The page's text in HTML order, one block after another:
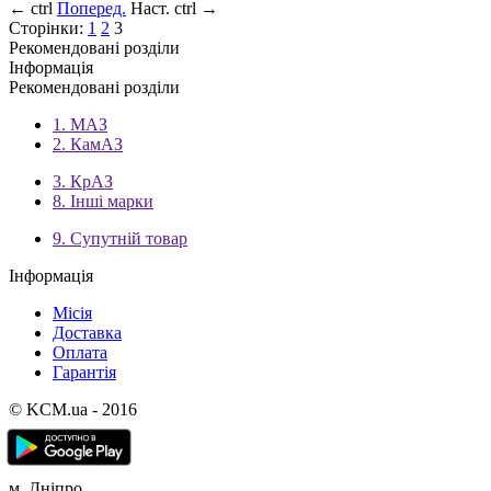
← ctrl Поперед. Наст. ctrl →
Сторінки: 1 2 3
Рекомендовані розділи
Інформація
Рекомендовані розділи
1. МАЗ
2. КамАЗ
3. КрАЗ
8. Інші марки
9. Супутній товар
Інформація
Місія
Доставка
Оплата
Гарантія
© KCM.ua - 2016